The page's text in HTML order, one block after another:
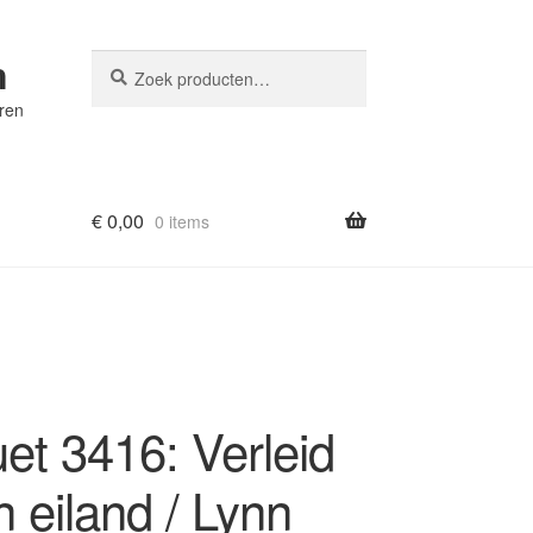
naar:
€0,00 0 items
3416: Verleid
eiland / Lynn